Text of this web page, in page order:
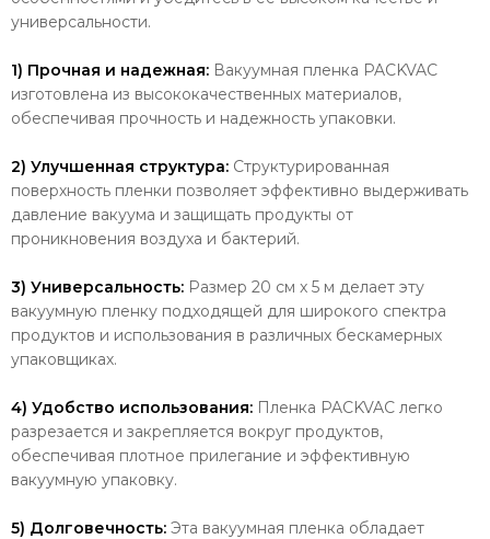
универсальности.
1) Прочная и надежная: Вакуумная пленка PACKVAC
изготовлена из высококачественных материалов,
обеспечивая прочность и надежность упаковки.
2) Улучшенная структура: Структурированная
поверхность пленки позволяет эффективно выдерживать
давление вакуума и защищать продукты от
проникновения воздуха и бактерий.
3) Универсальность: Размер 20 см x 5 м делает эту
вакуумную пленку подходящей для широкого спектра
продуктов и использования в различных бескамерных
упаковщиках.
4) Удобство использования: Пленка PACKVAC легко
разрезается и закрепляется вокруг продуктов,
обеспечивая плотное прилегание и эффективную
вакуумную упаковку.
5) Долговечность: Эта вакуумная пленка обладает